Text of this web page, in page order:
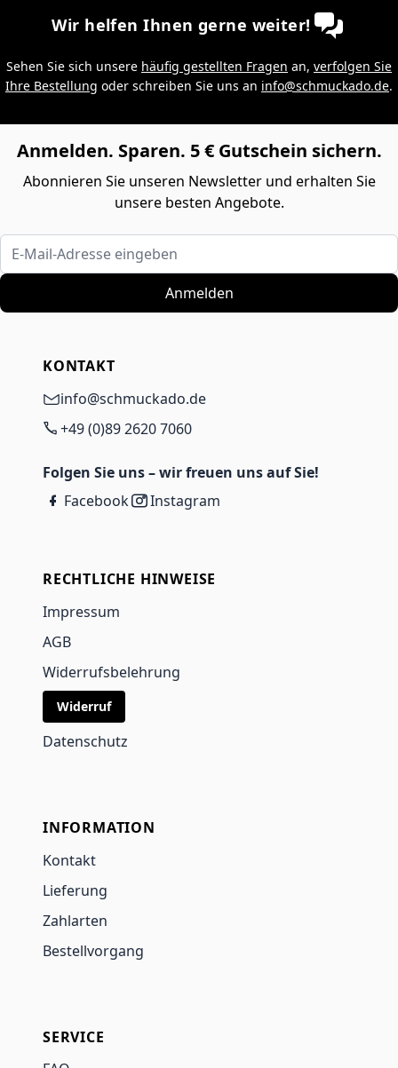
Wir helfen Ihnen gerne weiter!
Sehen Sie sich unsere häufig gestellten Fragen an, verfolgen Sie
Ihre Bestellung oder schreiben Sie uns an info@schmuckado.de.
Anmelden. Sparen. 5 € Gutschein sichern.
Abonnieren Sie unseren Newsletter und erhalten Sie
unsere besten Angebote.
E-Mail-Adresse eingeben
Anmelden
KONTAKT
info@schmuckado.de
+49 (0)89 2620 7060
Folgen Sie uns – wir freuen uns auf Sie!
Facebook
Instagram
RECHTLICHE HINWEISE
Impressum
AGB
Widerrufsbelehrung
Widerruf
Datenschutz
INFORMATION
Kontakt
Lieferung
Zahlarten
Bestellvorgang
SERVICE